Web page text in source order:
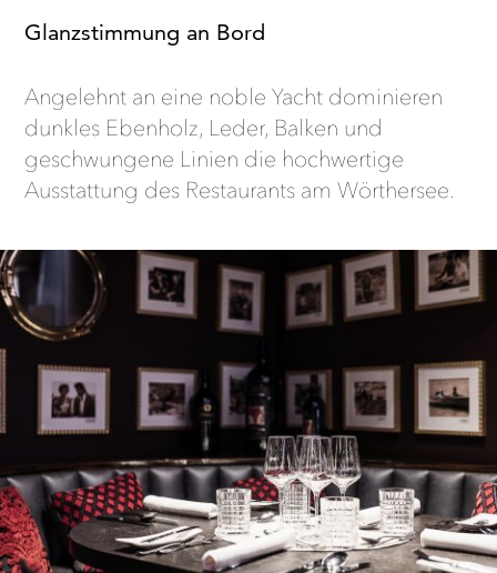
Glanzstimmung an Bord
Angelehnt an eine noble Yacht dominieren
dunkles Ebenholz, Leder, Balken und
geschwungene Linien die hochwertige
Ausstattung des Restaurants am Wörthersee.